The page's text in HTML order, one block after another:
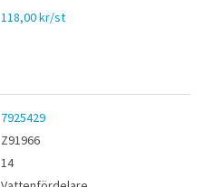
118,00 kr/st
7925429
Z91966
14